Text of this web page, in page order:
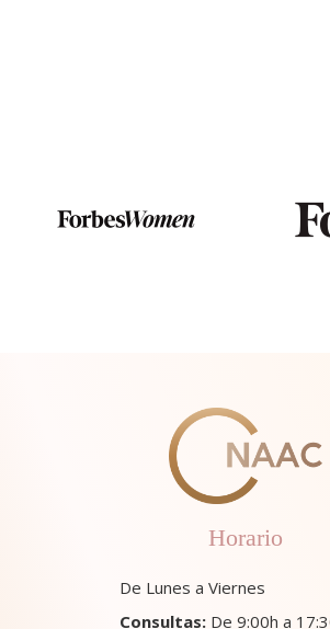
Horario
De Lunes a Viernes
Consultas: De 9:00h a